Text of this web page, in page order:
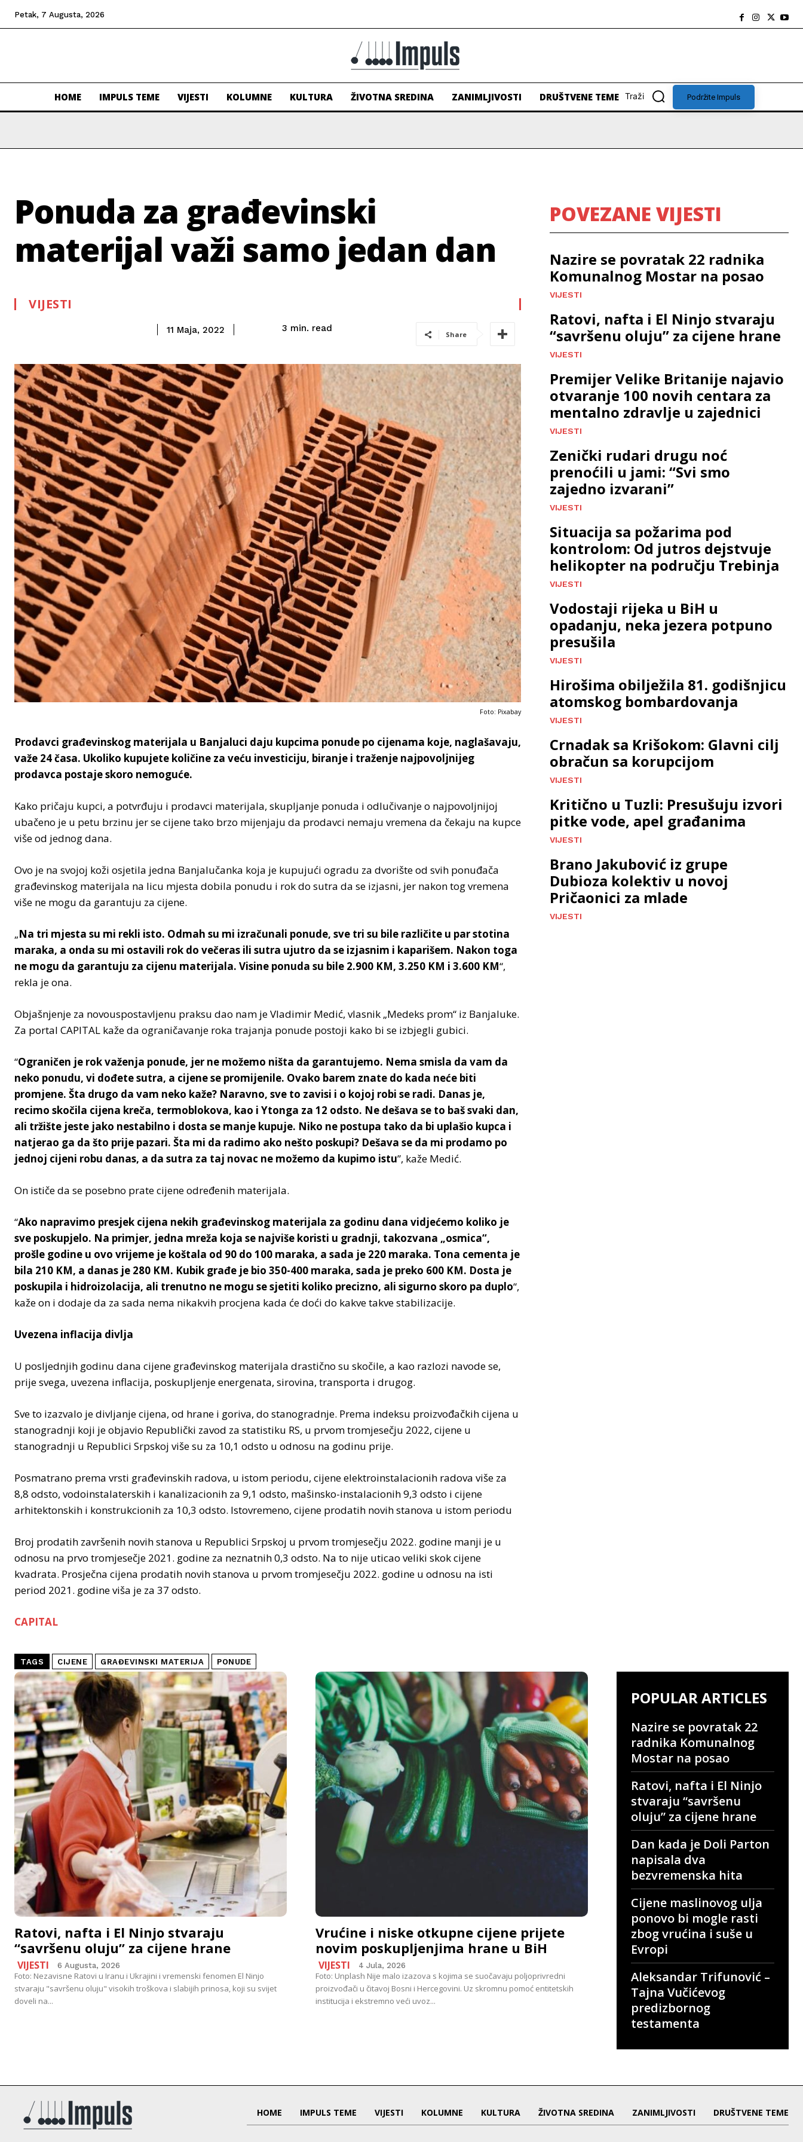
Petak, 7 Augusta, 2026
HOME IMPULS TEME VIJESTI KOLUMNE KULTURA ŽIVOTNA SREDINA ZANIMLJIVOSTI DRUŠTVENE TEME Traži Podržite Impuls
Ponuda za građevinski
materijal važi samo jedan dan
VIJESTI
11 Maja, 2022 3 min. read
Share
Foto: Pixabay
Prodavci građevinskog materijala u Banjaluci daju kupcima ponude po cijenama koje, naglašavaju,
važe 24 časa. Ukoliko kupujete količine za veću investiciju, biranje i traženje najpovoljnijeg
prodavca postaje skoro nemoguće.
Kako pričaju kupci, a potvrđuju i prodavci materijala, skupljanje ponuda i odlučivanje o najpovoljnijoj
ubačeno je u petu brzinu jer se cijene tako brzo mijenjaju da prodavci nemaju vremena da čekaju na kupce
više od jednog dana.
Ovo je na svojoj koži osjetila jedna Banjalučanka koja je kupujući ogradu za dvorište od svih ponuđača
građevinskog materijala na licu mjesta dobila ponudu i rok do sutra da se izjasni, jer nakon tog vremena
više ne mogu da garantuju za cijene.
„Na tri mjesta su mi rekli isto. Odmah su mi izračunali ponude, sve tri su bile različite u par stotina
maraka, a onda su mi ostavili rok do večeras ili sutra ujutro da se izjasnim i kaparišem. Nakon toga
ne mogu da garantuju za cijenu materijala. Visine ponuda su bile 2.900 KM, 3.250 KM i 3.600 KM“,
rekla je ona.
Objašnjenje za novouspostavljenu praksu dao nam je Vladimir Medić, vlasnik „Medeks prom“ iz Banjaluke.
Za portal CAPITAL kaže da ograničavanje roka trajanja ponude postoji kako bi se izbjegli gubici.
“Ograničen je rok važenja ponude, jer ne možemo ništa da garantujemo. Nema smisla da vam da
neko ponudu, vi dođete sutra, a cijene se promijenile. Ovako barem znate do kada neće biti
promjene. Šta drugo da vam neko kaže? Naravno, sve to zavisi i o kojoj robi se radi. Danas je,
recimo skočila cijena kreča, termoblokova, kao i Ytonga za 12 odsto. Ne dešava se to baš svaki dan,
ali tržište jeste jako nestabilno i dosta se manje kupuje. Niko ne postupa tako da bi uplašio kupca i
natjerao ga da što prije pazari. Šta mi da radimo ako nešto poskupi? Dešava se da mi prodamo po
jednoj cijeni robu danas, a da sutra za taj novac ne možemo da kupimo istu”, kaže Medić.
On ističe da se posebno prate cijene određenih materijala.
“Ako napravimo presjek cijena nekih građevinskog materijala za godinu dana vidjećemo koliko je
sve poskupjelo. Na primjer, jedna mreža koja se najviše koristi u gradnji, takozvana „osmica“,
prošle godine u ovo vrijeme je koštala od 90 do 100 maraka, a sada je 220 maraka. Tona cementa je
bila 210 KM, a danas je 280 KM. Kubik građe je bio 350-400 maraka, sada je preko 600 KM. Dosta je
poskupila i hidroizolacija, ali trenutno ne mogu se sjetiti koliko precizno, ali sigurno skoro pa duplo“,
kaže on i dodaje da za sada nema nikakvih procjena kada će doći do kakve takve stabilizacije.
Uvezena inflacija divlja
U posljednjih godinu dana cijene građevinskog materijala drastično su skočile, a kao razlozi navode se,
prije svega, uvezena inflacija, poskupljenje energenata, sirovina, transporta i drugog.
Sve to izazvalo je divljanje cijena, od hrane i goriva, do stanogradnje. Prema indeksu proizvođačkih cijena u
stanogradnji koji je objavio Republički zavod za statistiku RS, u prvom tromjesečju 2022, cijene u
stanogradnji u Republici Srpskoj više su za 10,1 odsto u odnosu na godinu prije.
Posmatrano prema vrsti građevinskih radova, u istom periodu, cijene elektroinstalacionih radova više za
8,8 odsto, vodoinstalaterskih i kanalizacionih za 9,1 odsto, mašinsko-instalacionih 9,3 odsto i cijene
arhitektonskih i konstrukcionih za 10,3 odsto. Istovremeno, cijene prodatih novih stanova u istom periodu
Broj prodatih završenih novih stanova u Republici Srpskoj u prvom tromjesečju 2022. godine manji je u
odnosu na prvo tromjesečje 2021. godine za neznatnih 0,3 odsto. Na to nije uticao veliki skok cijene
kvadrata. Prosječna cijena prodatih novih stanova u prvom tromjesečju 2022. godine u odnosu na isti
period 2021. godine viša je za 37 odsto.
CAPITAL
TAGS CIJENE GRAĐEVINSKI MATERIJA PONUDE
POVEZANE VIJESTI
Nazire se povratak 22 radnika
Komunalnog Mostar na posao
VIJESTI
Ratovi, nafta i El Ninjo stvaraju
“savršenu oluju” za cijene hrane
VIJESTI
Premijer Velike Britanije najavio
otvaranje 100 novih centara za
mentalno zdravlje u zajednici
VIJESTI
Zenički rudari drugu noć
prenoćili u jami: “Svi smo
zajedno izvarani”
VIJESTI
Situacija sa požarima pod
kontrolom: Od jutros dejstvuje
helikopter na području Trebinja
VIJESTI
Vodostaji rijeka u BiH u
opadanju, neka jezera potpuno
presušila
VIJESTI
Hirošima obilježila 81. godišnjicu
atomskog bombardovanja
VIJESTI
Crnadak sa Krišokom: Glavni cilj
obračun sa korupcijom
VIJESTI
Kritično u Tuzli: Presušuju izvori
pitke vode, apel građanima
VIJESTI
Brano Jakubović iz grupe
Dubioza kolektiv u novoj
Pričaonici za mlade
VIJESTI
Ratovi, nafta i El Ninjo stvaraju
“savršenu oluju” za cijene hrane
VIJESTI 6 Augusta, 2026
Foto: Nezavisne Ratovi u Iranu i Ukrajini i vremenski fenomen El Ninjo
stvaraju "savršenu oluju" visokih troškova i slabijih prinosa, koji su svijet
doveli na...
Vrućine i niske otkupne cijene prijete
novim poskupljenjima hrane u BiH
VIJESTI 4 Jula, 2026
Foto: Unplash Nije malo izazova s kojima se suočavaju poljoprivredni
proizvođači u čitavoj Bosni i Hercegovini. Uz skromnu pomoć entitetskih
institucija i ekstremno veći uvoz...
POPULAR ARTICLES
Nazire se povratak 22
radnika Komunalnog
Mostar na posao
Ratovi, nafta i El Ninjo
stvaraju “savršenu
oluju” za cijene hrane
Dan kada je Doli Parton
napisala dva
bezvremenska hita
Cijene maslinovog ulja
ponovo bi mogle rasti
zbog vrućina i suše u
Evropi
Aleksandar Trifunović –
Tajna Vučićevog
predizbornog
testamenta
HOME IMPULS TEME VIJESTI KOLUMNE KULTURA ŽIVOTNA SREDINA ZANIMLJIVOSTI DRUŠTVENE TEME